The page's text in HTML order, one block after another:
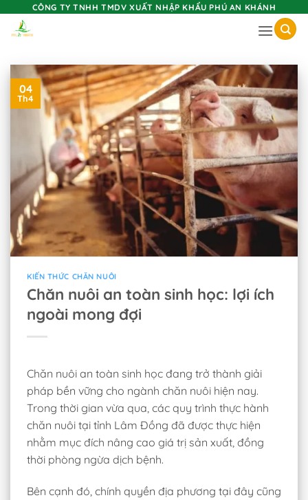
CÔNG TY TNHH TMDV XUẤT NHẬP KHẨU PHÚ AN KHÁNH
04
Th4
KIẾN THỨC CHĂN NUÔI
Chăn nuôi an toàn sinh học: lợi ích
ngoài mong đợi
Chăn nuôi an toàn sinh học đang trở thành giải
pháp bền vững cho ngành chăn nuôi hiện nay.
Trong thời gian vừa qua, các quy trình thực hành
chăn nuôi tại tỉnh Lâm Đồng đã được thực hiện
nhằm mục đích nâng cao giá trị sản xuất, đồng
thời phòng ngừa dịch bệnh.
Bên cạnh đó, chính quyền địa phương tại đây cũng